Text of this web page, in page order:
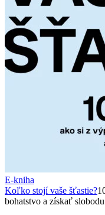
E-kniha
Koľko stojí vaše šťastie?
bohatstvo a získať slobodu